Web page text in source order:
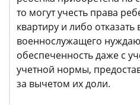
то могут учесть права
квартиру и либо
военнослужащего
обеспеченность даже с
учетной нормы,
за вычетом их доли.